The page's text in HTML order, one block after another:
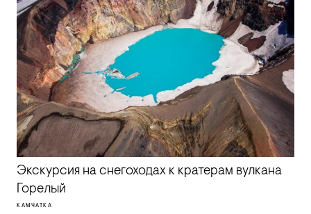
Экскурсия на снегоходах к кратерам вулкана
Горелый
КАМЧАТКА